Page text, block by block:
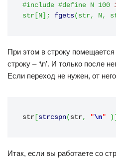
#include #define N 100
str N ; fgets( str, N,
При этом в строку
строку ‒ ‘\n’. И только после
Если переход не нужен, от
str strcspn( str, "\n" )
Итак, если вы работаете со